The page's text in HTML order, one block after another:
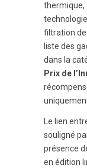
thermique,
filtration de
liste des
dans la
Prix de
Le lien
souligné
présence
en édition